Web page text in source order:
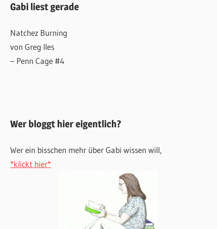
Gabi liest gerade
Natchez Burning
von Greg Iles
– Penn Cage #4
Wer bloggt hier eigentlich?
Wer ein bisschen mehr über Gabi wissen will,
*klickt hier*